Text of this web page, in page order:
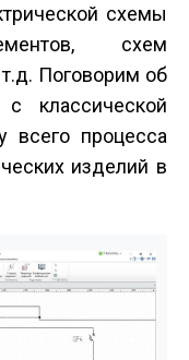
схемы
схем
Поговорим об
классической
всего процесса
изделий в